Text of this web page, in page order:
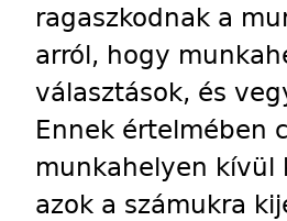
ragaszkodnak a
arról, hogy
választások, és
Ennek értelmében
munkahelyen kívül
azok a számukra